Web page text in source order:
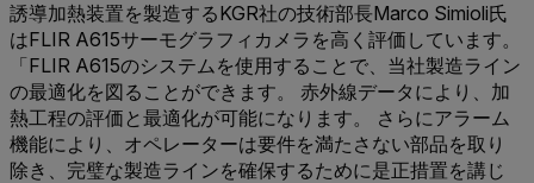
誘導加熱装置を製造するKGR社の技術部長Marco Simioli氏
はFLIR A615サーモグラフィカメラを高く評価しています。
「FLIR A615のシステムを使用することで、当社製造ライン
の最適化を図ることができます。 赤外線データにより、加
熱工程の評価と最適化が可能になります。 さらにアラーム
機能により、オペレーターは要件を満たさない部品を取り
除き、完璧な製造ラインを確保するために是正措置を講じ